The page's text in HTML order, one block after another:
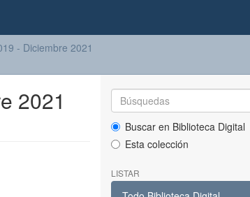
- Diciembre 2021
2021
Buscar en Biblioteca Digital
Esta colección
LISTAR